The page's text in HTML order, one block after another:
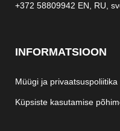
+372 58809942 EN, RU,
INFORMATSIOON
Müügi ja privaatsuspoliitika
Küpsiste kasutamise